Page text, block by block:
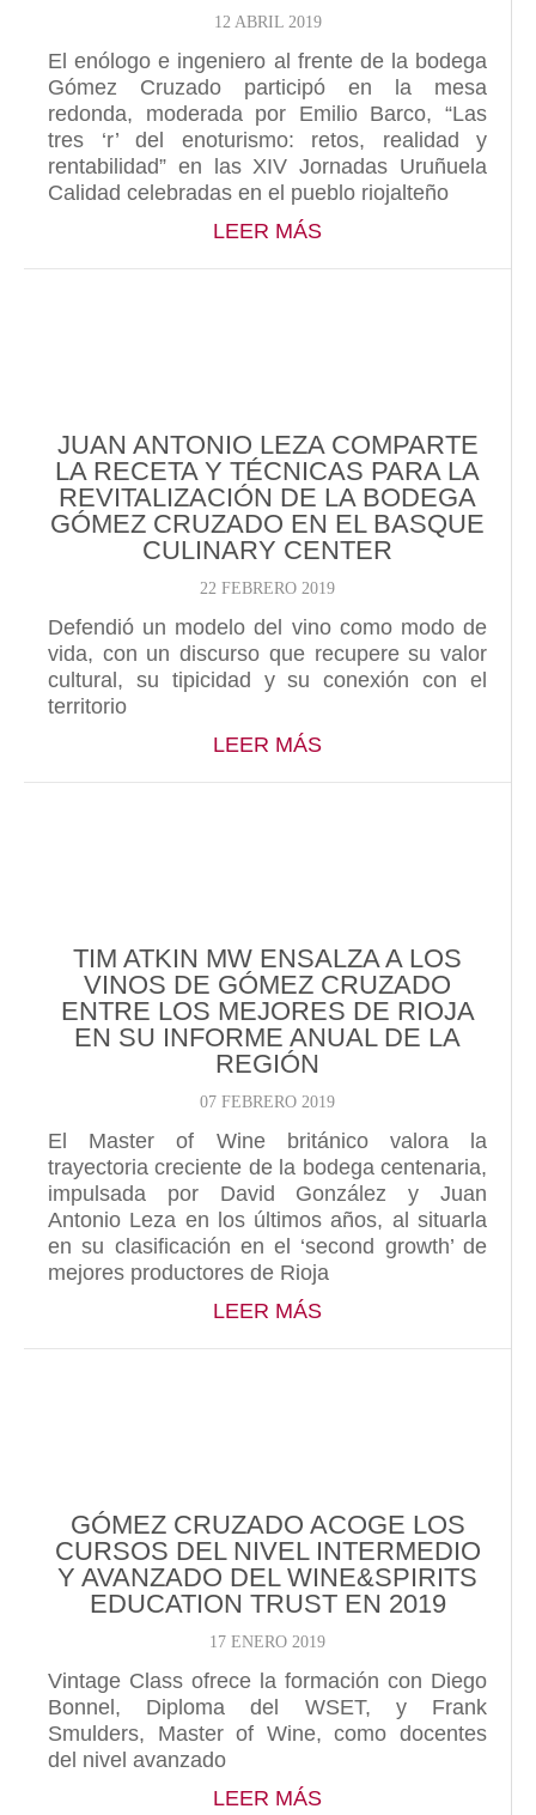
12 ABRIL 2019
El enólogo e ingeniero al frente de la bodega
Gómez Cruzado participó en la mesa
redonda, moderada por Emilio Barco, “Las
tres ‘r’ del enoturismo: retos, realidad y
rentabilidad” en las XIV Jornadas Uruñuela
Calidad celebradas en el pueblo riojalteño
LEER MÁSABOUT JUAN
JUAN ANTONIO LEZA COMPARTE
LA RECETA Y TÉCNICAS PARA LA
REVITALIZACIÓN DE LA BODEGA
GÓMEZ CRUZADO EN EL BASQUE
CULINARY CENTER
22 FEBRERO 2019
Defendió un modelo del vino como modo de
vida, con un discurso que recupere su valor
cultural, su tipicidad y su conexión con el
territorio
LEER MÁSABOUT JUAN
TIM ATKIN MW ENSALZA A LOS
VINOS DE GÓMEZ CRUZADO
ENTRE LOS MEJORES DE RIOJA
EN SU INFORME ANUAL DE LA
REGIÓN
07 FEBRERO 2019
El Master of Wine británico valora la
trayectoria creciente de la bodega centenaria,
impulsada por David González y Juan
Antonio Leza en los últimos años, al situarla
en su clasificación en el ‘second growth’ de
mejores productores de Rioja
LEER MÁSABOUT TIM ATKIN
GÓMEZ CRUZADO ACOGE LOS
CURSOS DEL NIVEL INTERMEDIO
Y AVANZADO DEL WINE&SPIRITS
EDUCATION TRUST EN 2019
17 ENERO 2019
Vintage Class ofrece la formación con Diego
Bonnel, Diploma del WSET, y Frank
Smulders, Master of Wine, como docentes
del nivel avanzado
LEER MÁSABOUT GÓMEZ